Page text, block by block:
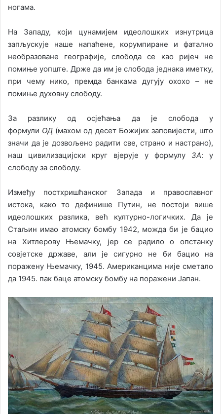
ногама.
На Западу, који цунамијем идеолошких изнутрица
запљускује наше напаћене, корумпиране и фатално
необразоване географије, слобода се као ријеч не
помиње уопште. Држе да им је слобода једнака иметку,
при чему нико, премда банкама дугују охохо – не
помиње духовну слободу.
За разлику од осјећања да је слобода у
формули ОД (махом од десет Божијих заповијести, што
значи да је дозвољено радити све, страно и настрано),
наш цивилизацијски круг вјерује у формулу ЗА: у
слободу за слободу.
Између постхришћанског Запада и православног
истока, како то дефинише Путин, не постоји више
идеолошких разлика, већ културно-логичких. Да је
Стаљин имао атомску бомбу 1942, можда би је бацио
на Хитлерову Њемачку, јер се радило о опстанку
совјетске државе, али је сигурно не би бацио на
поражену Њемачку, 1945. Американцима није сметало
да 1945. пак баце атомску бомбу на поражени Јапан.